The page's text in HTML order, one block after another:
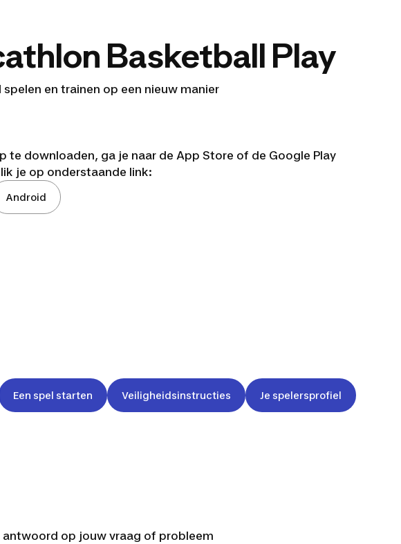
Basketball Play
spelen en trainen op een nieuw manier
te downloaden, ga je naar de App Store of de Google Play
je op onderstaande link:
Android
Een spel starten Veiligheidsinstructies Je spelersprofiel
op jouw vraag of probleem